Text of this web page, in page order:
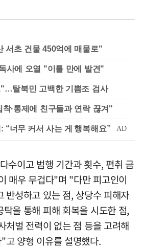
서초 건물 450억에 매물로"
사에 오열 "이틀 만에 발견"
탈북민 고백한 기쁨조 검사
·통제에 친구들과 연락 끊겨"
수이고 범행 기간과 횟수, 편취 금
매우 무겁다"며 "다만 피고인이
반성하고 있는 점, 상당수 피해자
을 통해 피해 회복을 시도한 점,
처벌 전력이 없는 점 등을 고려해
고 양형 이유를 설명했다.